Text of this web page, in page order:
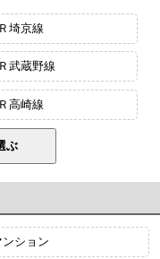
Ｒ埼京線
武蔵野線
高崎線
ンション